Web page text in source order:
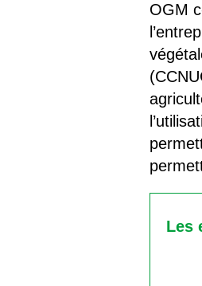
OGM
Les